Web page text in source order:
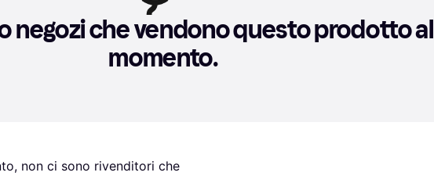
negozi che vendono questo prodotto al
momento.
non ci sono rivenditori che